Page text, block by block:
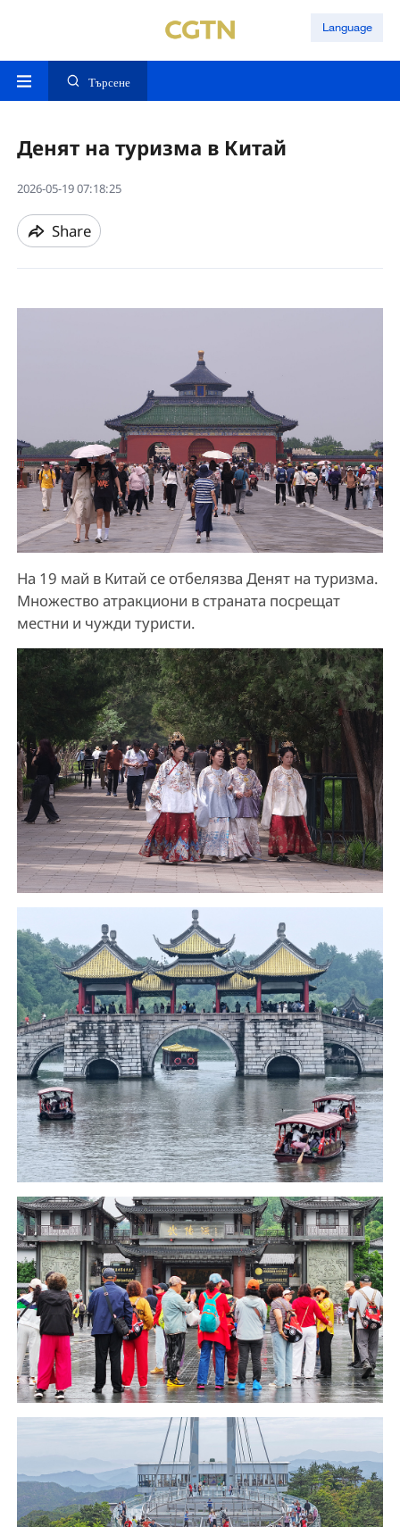
Language
Търсене
Денят на туризма в Китай
2026-05-19 07:18:25
Share
На 19 май в Китай се отбелязва Денят на туризма.
Множество атракциони в страната посрещат
местни и чужди туристи.